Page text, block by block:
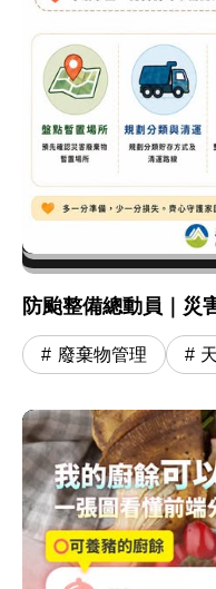
防颱整備總動員｜災
廢棄物管理